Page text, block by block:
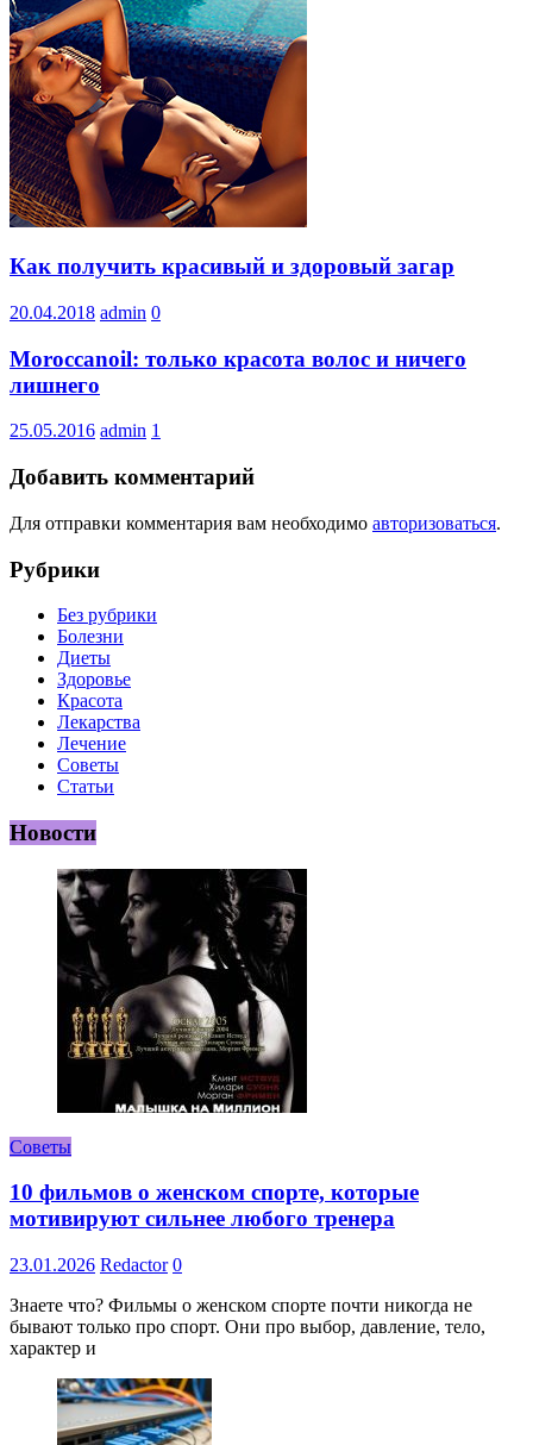
Как получить красивый и здоровый загар
20.04.2018 admin 0
Moroccanoil: только красота волос и ничего
лишнего
25.05.2016 admin 1
Добавить комментарий
Для отправки комментария вам необходимо авторизоваться.
Рубрики
Без рубрики
Болезни
Диеты
Здоровье
Красота
Лекарства
Лечение
Советы
Статьи
Новости
Советы
10 фильмов о женском спорте, которые
мотивируют сильнее любого тренера
23.01.2026 Redactor 0
Знаете что? Фильмы о женском спорте почти никогда не
бывают только про спорт. Они про выбор, давление, тело,
характер и